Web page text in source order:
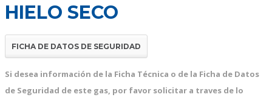
DISTRIBUIDORES
NOTÍCIAS
CONTACTOS
HIELO SECO
FICHA DE DATOS DE SEGURIDAD
Si desea información de la Ficha Técnica o de la Ficha de Datos
de Seguridad de este gas, por favor solicitar a traves de lo